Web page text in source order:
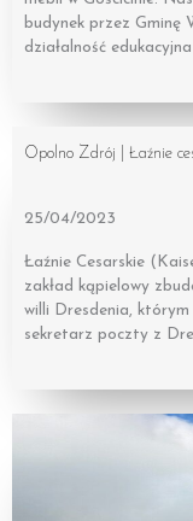
budynek przez Gminę
działalność
Opolno Zdrój | Łaźnie
25/04/2023
Łaźnie Cesarskie
zakład kąpielowy
willi Dresdenia,
sekretarz poczty z